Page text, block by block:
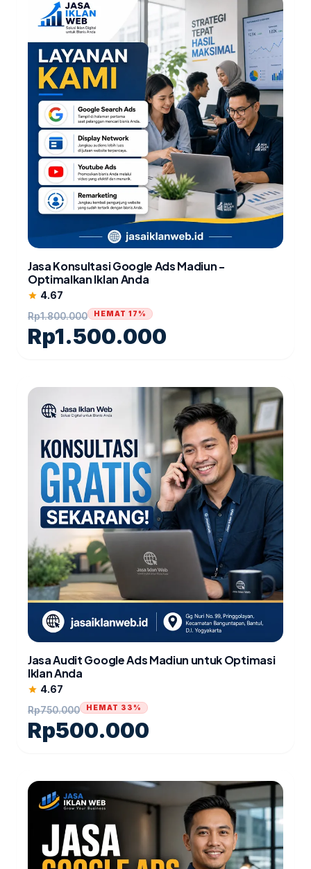
Jasa Konsultasi Google Ads Madiun -
Optimalkan Iklan Anda
star 4.67
Rp1.800.000
Rp1.500.000
HEMAT 17%
Jasa Audit Google Ads Madiun untuk Optimasi
Iklan Anda
star 4.67
Rp750.000
Rp500.000
HEMAT 33%